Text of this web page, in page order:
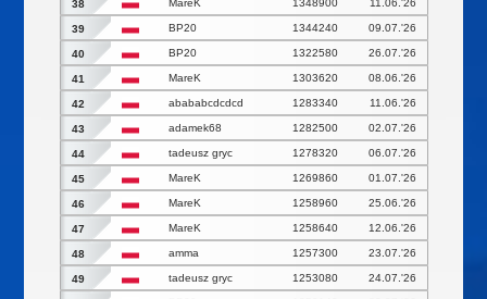
38 MareK 1348900 11.06.'26
39 BP20 1344240 09.07.'26
40 BP20 1322580 26.07.'26
41 MareK 1303620 08.06.'26
42 abababcdcdcd 1283340 11.06.'26
43 adamek68 1282500 02.07.'26
44 tadeusz gryc 1278320 06.07.'26
45 MareK 1269860 01.07.'26
46 MareK 1258960 25.06.'26
47 MareK 1258640 12.06.'26
48 amma 1257300 23.07.'26
49 tadeusz gryc 1253080 24.07.'26